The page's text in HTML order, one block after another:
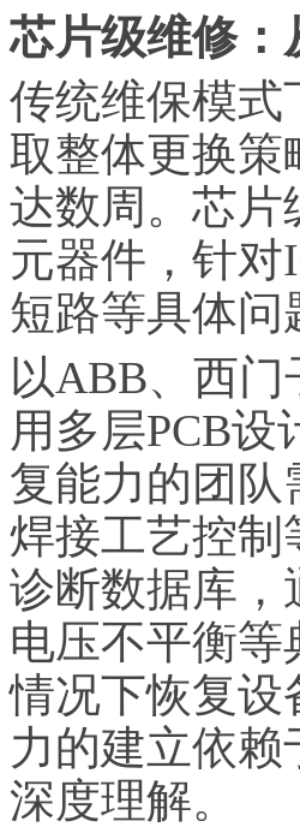
芯片级维修：
传统维保模式
取整体更换策
达数周。芯片
元器件，针
短路等具体问
以ABB、西
用多层PCB
复能力的团队
焊接工艺控制
诊断数据库，
电压不平衡
情况下恢复设
力的建立依
深度理解。